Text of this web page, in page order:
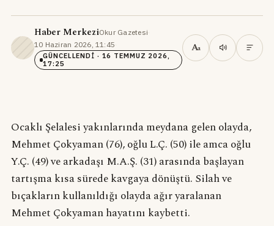
Haber MerkeziOkur Gazetesi·
10 Haziran 2026, 11:45·
GÜNCELLENDI · 16 TEMMUZ 2026,
17:25
Aa
Ocaklı Şelalesi yakınlarında meydana gelen olayda,
Mehmet Çokyaman (76), oğlu L.Ç. (50) ile amca oğlu
Y.Ç. (49) ve arkadaşı M.A.Ş. (31) arasında başlayan
tartışma kısa sürede kavgaya dönüştü. Silah ve
bıçakların kullanıldığı olayda ağır yaralanan
Mehmet Çokyaman hayatını kaybetti.